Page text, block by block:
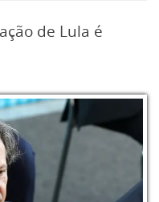
de Lula é